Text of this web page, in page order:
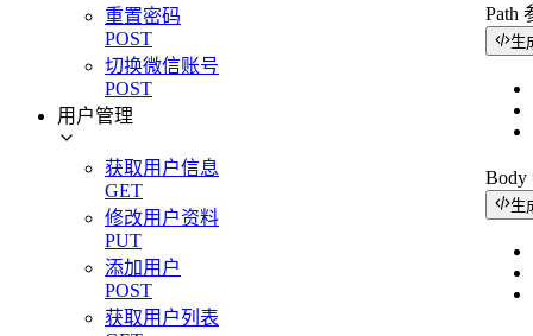
重置密码
POST
切换微信账号
POST
用户管理
获取用户信息
GET
修改用户资料
PUT
添加用户
POST
获取用户列表
Path
生
Body
生